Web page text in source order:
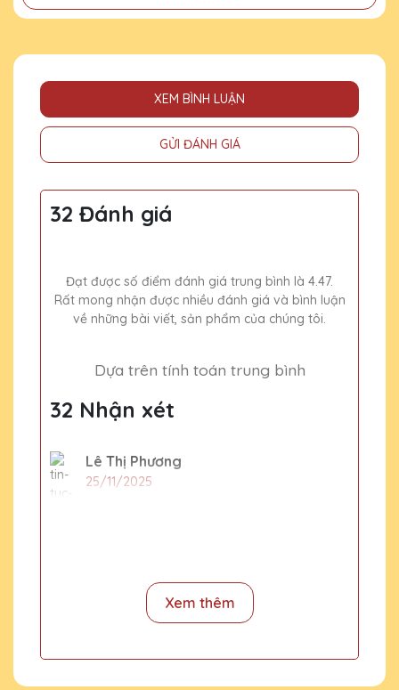
XEM BÌNH LUẬN
GỬI ĐÁNH GIÁ
32 Đánh giá
Đạt được số điểm đánh giá trung bình là 4.47.
Rất mong nhận được nhiều đánh giá và bình luận
về những bài viết, sản phẩm của chúng tôi.
Dựa trên tính toán trung bình
32 Nhận xét
Lê Thị Phương
25/11/2025
25/11/2025
Xem thêm